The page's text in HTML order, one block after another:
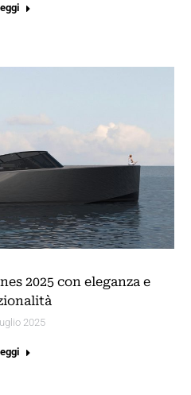
2025 con eleganza e
2025